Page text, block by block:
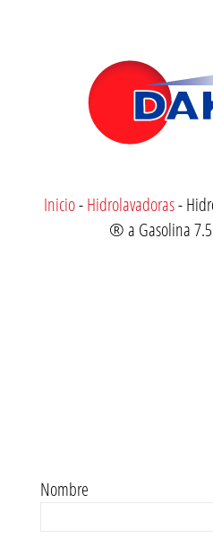
Inicio-Hidrolavadoras-
® a Gasolina
Nombre